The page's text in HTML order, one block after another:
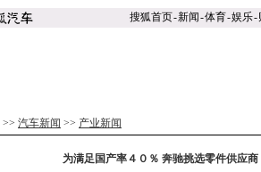
搜狐首页-新闻-体育-娱乐-
>> 汽车新闻 >> 产业新闻
为满足国产率４０％ 奔驰挑选零件供应商